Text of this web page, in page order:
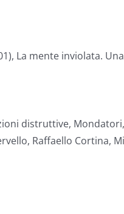
La mente inviolata.
distruttive,
Raffaello Cortina,